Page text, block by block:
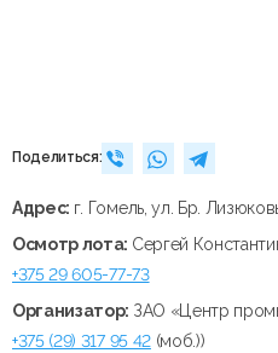
Поделиться:
Адрес: г. Гомель, ул. Бр.
Осмотр лота: Сергей
+375 29 605-77-73
Организатор: ЗАО «Центр
+375 (29) 317 95 42(моб.))